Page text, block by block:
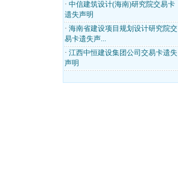
· 中信建筑设计(海南)研究院交易卡
遗失声明
· 海南省建设项目规划设计研究院交
易卡遗失声...
· 江西中恒建设集团公司交易卡遗失
声明